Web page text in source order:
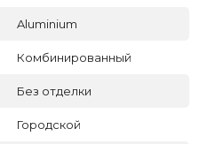
Aluminium
Комбинированный
Без отделки
Городской